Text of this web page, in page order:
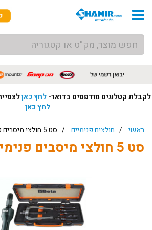
לקבלת קטלוגים מודפסים בדואר-לחץ כאן
לחץ כאן
ראשי / חולצים פנימיים / סט 5 חולצי מיסבים פנימי
סט 5 חולצי מיסבים פנימי